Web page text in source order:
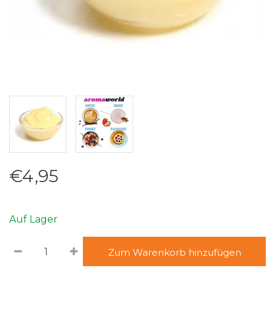
€4,95
Auf Lager
Zum Warenkorb hinzufügen